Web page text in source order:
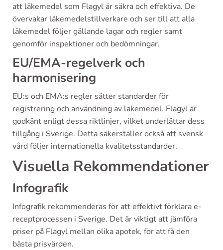
att läkemedel som Flagyl är säkra och effektiva. De
övervakar läkemedelstillverkare och ser till att alla
läkemedel följer gällande lagar och regler samt
genomför inspektioner och bedömningar.
EU/EMA-regelverk och
harmonisering
EU:s och EMA:s regler sätter standarder för
registrering och användning av läkemedel. Flagyl är
godkänt enligt dessa riktlinjer, vilket underlättar dess
tillgång i Sverige. Detta säkerställer också att svensk
vård följer internationella kvalitetsstandarder.
Visuella Rekommendationer
Infografik
Infografik rekommenderas för att effektivt förklara e-
receptprocessen i Sverige. Det är viktigt att jämföra
priser på Flagyl mellan olika apotek, för att få den
bästa prisvärden.